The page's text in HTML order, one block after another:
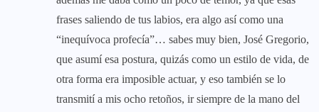
frases saliendo de tus labios, era algo así como una
“inequívoca profecía”… sabes muy bien, José Gregorio,
que asumí esa postura, quizás como un estilo de vida, de
otra forma era imposible actuar, y eso también se lo
transmití a mis ocho retoños, ir siempre de la mano del